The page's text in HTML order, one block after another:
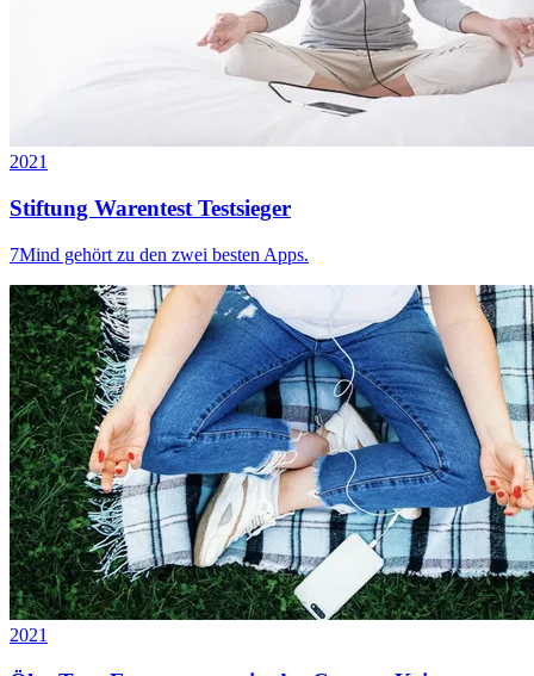
2021
Stiftung Warentest Testsieger
7Mind gehört zu den zwei besten Apps.
2021